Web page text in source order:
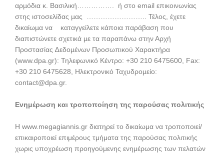
αρµόδια κ. Βασιλική……………. ή στο email επικοινωνίας
στης ιστοσελίδας µας …………………….. Τέλος, έχετε
δικαίωµα να καταγγείλετε κάποια παράβαση που
διαπιστώνετε σχετικά µε τα παραπάνω στην Αρχή
Προστασίας ∆εδοµένων Προσωπικού Χαρακτήρα
(www.dpa.gr): Τηλεφωνικό Κέντρο: +30 210 6475600, Fax:
+30 210 6475628, Ηλεκτρονικό Ταχυδροµείο:
contact@dpa.gr.
Ενημέρωση και τροποποίηση της παρούσας πολιτικής
Η www.megagiannis.gr διατηρεί το δικαίωμα να τροποποιεί/
επικαιροποιεί επιμέρους τμήματα της παρούσας πολιτικής
χωρις υποχρέωση προηγούμενης ενημέρωσης των πελατών